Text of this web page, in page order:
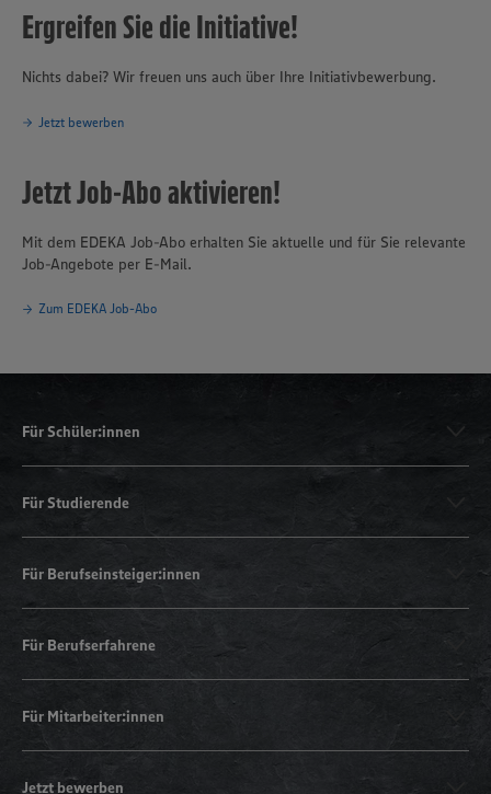
Ergreifen Sie die Initiative!
Nichts dabei? Wir freuen uns auch über Ihre Initiativbewerbung.
Jetzt bewerben
Jetzt Job-Abo aktivieren!
Mit dem EDEKA Job-Abo erhalten Sie aktuelle und für Sie relevante
Job-Angebote per E-Mail.
Zum EDEKA Job-Abo
Für Schüler:innen
Für Studierende
Für Berufseinsteiger:innen
Für Berufserfahrene
Für Mitarbeiter:innen
Jetzt bewerben